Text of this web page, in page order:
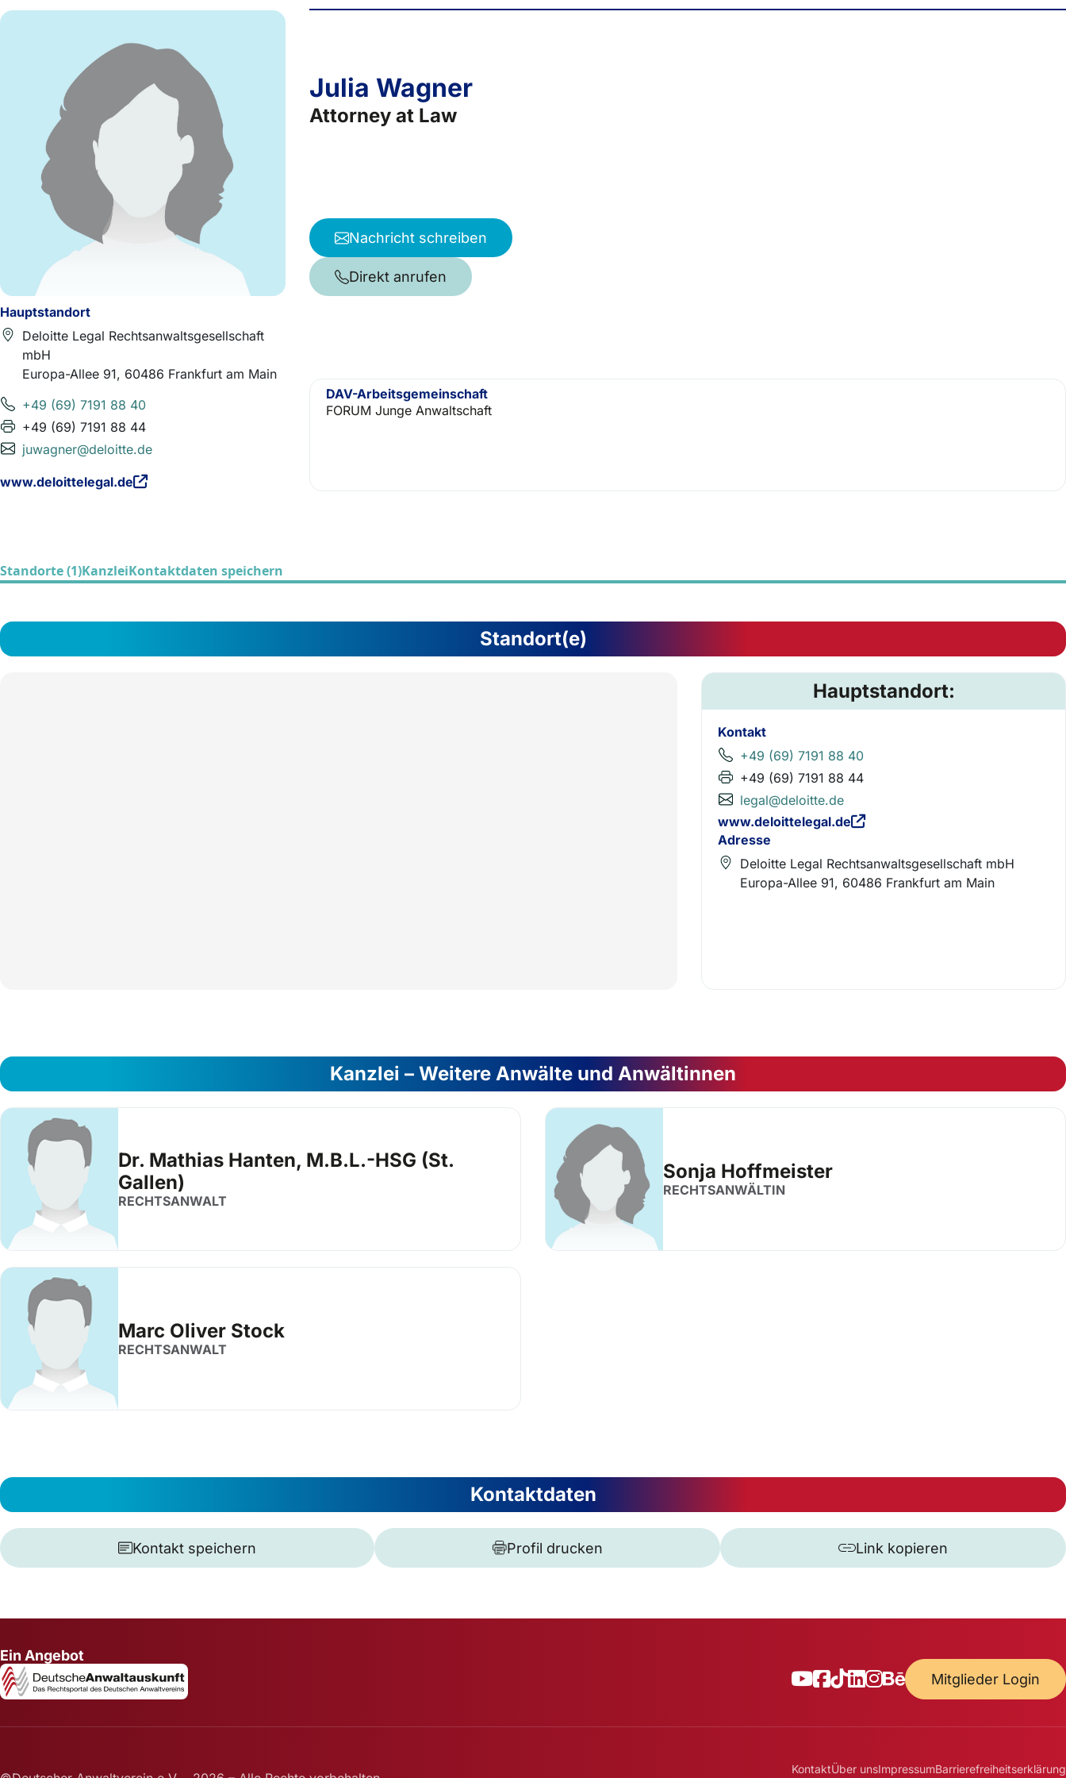
Hauptstandort
Deloitte Legal Rechtsanwaltsgesellschaft
mbH
Europa-Allee 91, 60486 Frankfurt am Main
+49 (69) 7191 88 40
+49 (69) 7191 88 44
juwagner@deloitte.de
www.deloittelegal.de
Julia Wagner
Attorney at Law
Nachricht schreiben
Direkt anrufen
DAV-Arbeitsgemeinschaft
FORUM Junge Anwaltschaft
Standorte (1)KanzleiKontaktdaten speichern
Standort(e)
Hauptstandort:
Kontakt
+49 (69) 7191 88 40
+49 (69) 7191 88 44
legal@deloitte.de
www.deloittelegal.de
Adresse
Deloitte Legal Rechtsanwaltsgesellschaft mbH
Europa-Allee 91, 60486 Frankfurt am Main
Kanzlei – Weitere Anwälte und Anwältinnen
Dr. Mathias Hanten, M.B.L.-HSG (St.
Gallen)
RECHTSANWALT
Sonja Hoffmeister
RECHTSANWÄLTIN
Marc Oliver Stock
RECHTSANWALT
Kontaktdaten
Kontakt speichern Profil drucken Link kopieren
Ein Angebot
Mitglieder Login
KontaktÜber unsImpressumBarrierefreiheitserklärung